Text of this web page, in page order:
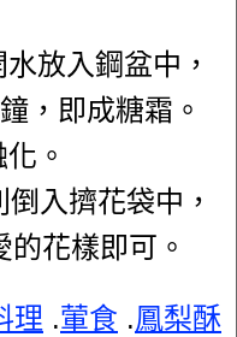
放入鋼盆中，
，即成糖霜。
。
入擠花袋中，
花樣即可。
理 .葷食 .鳳梨酥